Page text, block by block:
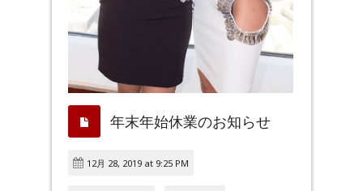
年末年始休業のお知らせ
12月 28, 2019 at 9:25 PM